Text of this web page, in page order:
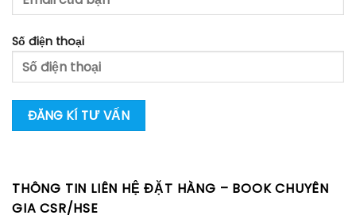
Số điện thoại
THÔNG TIN LIÊN HỆ ĐẶT HÀNG – BOOK CHUYÊN
GIA CSR/HSE